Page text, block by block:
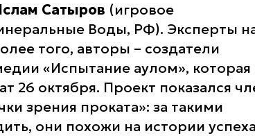
Сатыров (игровое
Воды, РФ). Эксперты
того, авторы – создатели
«Испытание аулом», которая
26 октября. Проект показался
зрения проката»: за такими
они похожи на истории